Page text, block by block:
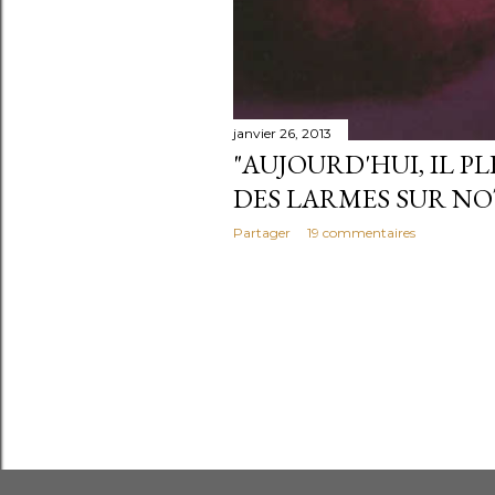
janvier 26, 2013
"AUJOURD'HUI, IL
DES LARMES SUR
Partager 19 commentaires